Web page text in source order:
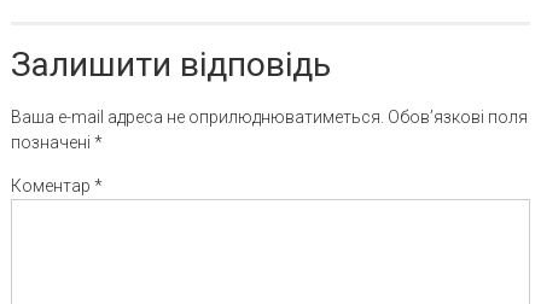
Залишити відповідь
Ваша e-mail адреса не оприлюднюватиметься. Обов’язкові поля
позначені *
Коментар *